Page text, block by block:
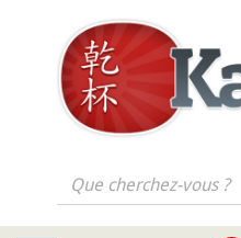
Que cherchez-vous ?